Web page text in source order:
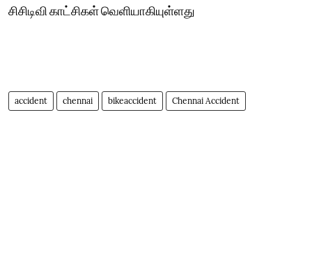
சிசிடிவி காட்சிகள் வெளியாகியுள்ளது
accident chennai bikeaccident Chennai Accident